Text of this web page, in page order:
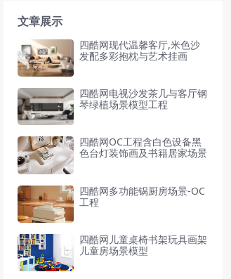
文章展示
四酷网现代温馨客厅,米色沙
发配多彩抱枕与艺术挂画
四酷网电视沙发茶几与客厅钢
琴绿植场景模型工程
四酷网OC工程含白色设备黑
色台灯装饰画及书籍居家场景
四酷网多功能锅厨房场景-OC
工程
四酷网儿童桌椅书架玩具画架
儿童房场景模型